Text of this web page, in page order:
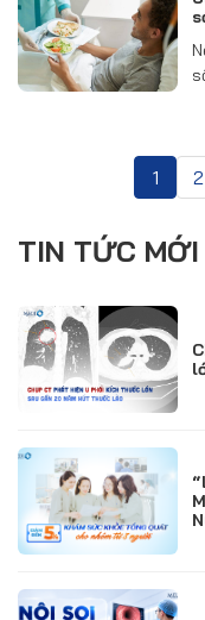
1 2
TIN TỨC MỚI